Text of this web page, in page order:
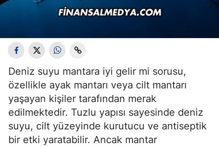
Deniz suyu mantara iyi gelir mi sorusu,
özellikle ayak mantarı veya cilt mantarı
yaşayan kişiler tarafından merak
edilmektedir. Tuzlu yapısı sayesinde deniz
suyu, cilt yüzeyinde kurutucu ve antiseptik
bir etki yaratabilir. Ancak mantar